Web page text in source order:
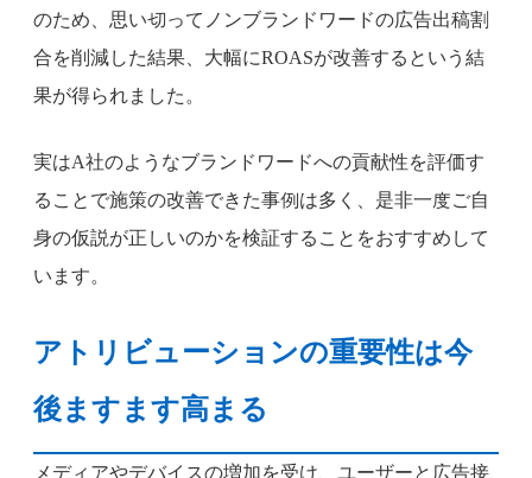
のため、思い切ってノンブランドワードの広告出稿割
合を削減した結果、大幅にROASが改善するという結
果が得られました。
実はA社のようなブランドワードへの貢献性を評価す
ることで施策の改善できた事例は多く、是非一度ご自
身の仮説が正しいのかを検証することをおすすめして
います。
アトリビューションの重要性は今
後ますます高まる
メディアやデバイスの増加を受け、ユーザーと広告接